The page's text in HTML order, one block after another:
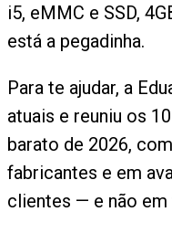
i5, eMMC e SSD,
está a pegadinha.
Para te ajudar, a
atuais e reuniu os
barato de 2026,
fabricantes e em
clientes — e não